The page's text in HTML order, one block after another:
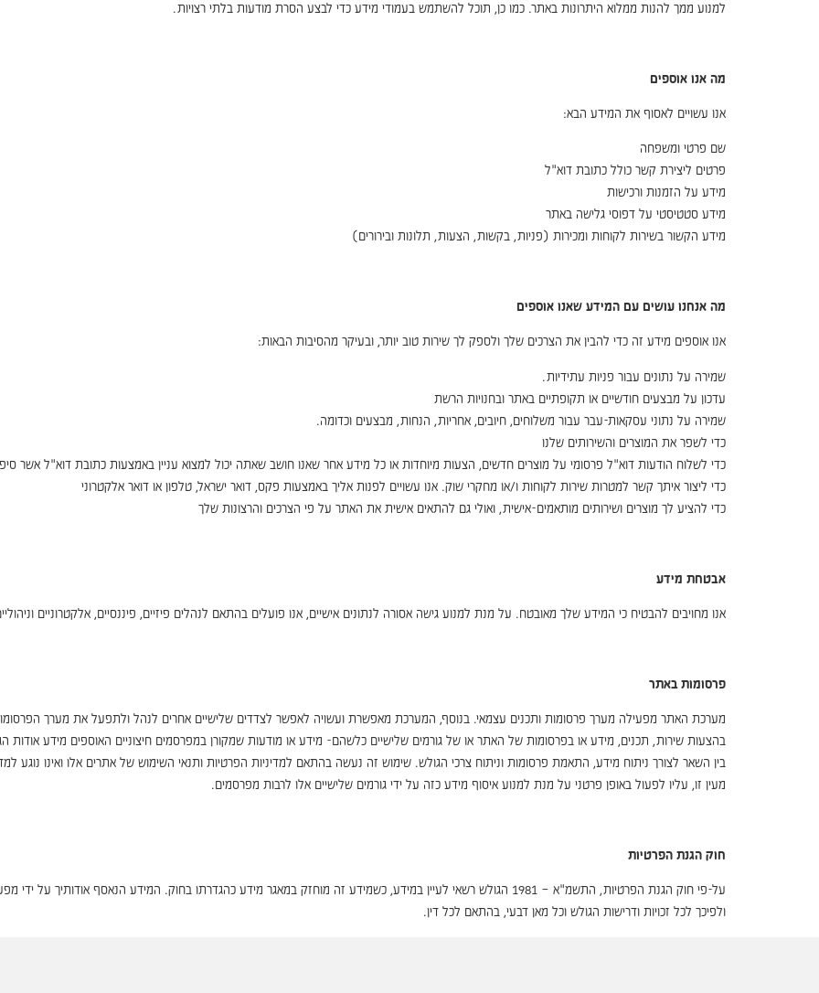
למנוע ממך להנות ממלוא היתרונות באתר. כמו כן, תוכל להשתמש בעמודי מידע כדי לבצע הסרת מודעות בלתי רצויות.
מה אנו אוספים
אנו עשויים לאסוף את המידע הבא:
שם פרטי ומשפחה
פרטים ליצירת קשר כולל כתובת דוא"ל
מידע על הזמנות ורכישות
מידע סטטיסטי על דפוסי גלישה באתר
מידע הקשור בשירות לקוחות ומכירות (פניות, בקשות, הצעות, תלונות ובירורים)
מה אנחנו עושים עם המידע שאנו אוספים
אנו אוספים מידע זה כדי להבין את הצרכים שלך ולספק לך שירות טוב יותר, ובעיקר מהסיבות הבאות:
שמירה על נתונים עבור פניות עתידיות.
עדכון על מבצעים חודשיים או תקופתיים באתר ובחנויות הרשת
שמירה על נתוני עסקאות-עבר עבור משלוחים, חיובים, אחריות, הנחות, מבצעים וכדומה.
כדי לשפר את המוצרים והשירותים שלנו
כדי לשלוח הודעות דוא"ל פרסומי על מוצרים חדשים, הצעות מיוחדות או כל מידע אחר שאנו חושב שאתה יכול למצוא עניין באמצעות כתובת דוא"ל אשר
כדי ליצור איתך קשר למטרות שירות לקוחות ו/או מחקרי שוק. אנו עשויים לפנות אליך באמצעות פקס, דואר ישראל, טלפון או דואר אלקטרוני
כדי להציע לך מוצרים ושירותים מותאמים-אישית, ואולי גם להתאים אישית את האתר על פי הצרכים והרצונות שלך
אבטחת מידע
אנו מחויבים להבטיח כי המידע שלך מאובטח. על מנת למנוע גישה אסורה לנתונים אישיים, אנו פועלים בהתאם לנהלים פיזיים, פיננסיים, אלקטרוניים
פרסומות באתר
מערכת האתר מפעילה מערך פרסומות ותכנים עצמאי. בנוסף, המערכת מאפשרת ועשויה לאפשר לצדדים שלישיים אחרים לנהל ולתפעל את מערך הפרסומות
בין השאר לצורך ניתוח מידע, התאמת פרסומות וניתוח צרכי הגולש. שימוש זה נעשה בהתאם למדיניות הפרטיות ותנאי השימוש של אתרים אלו ואינו נוגע
מעין זו, עליו לפעול באופן פרטני על מנת למנוע איסוף מידע כזה על ידי גורמים שלישיים אלו לרבות מפרסמים.
חוק הגנת הפרטיות
על-פי חוק הגנת הפרטיות, התשמ"א – 1981 הגולש רשאי לעיין במידע, כשמידע זה מוחזק במאגר מידע כהגדרתו בחוק. המידע הנאסף
ולפיכך לכל זכויות ודרישות הגולש וכל מאן דבעי, בהתאם לכל דין.